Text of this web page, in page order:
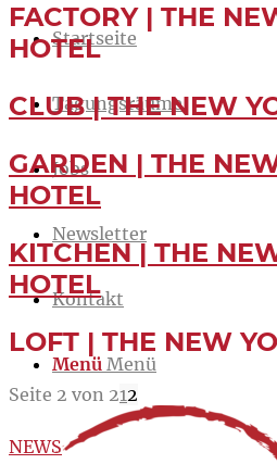
Startseite
Tagungsräume
Jobs
Newsletter
Kontakt
Menü Menü
NEWS
FACTORY | THE
HOTEL
CLUB | THE NEW
GARDEN | THE
HOTEL
KITCHEN | THE
HOTEL
LOFT | THE NEW
Seite 2 von 212